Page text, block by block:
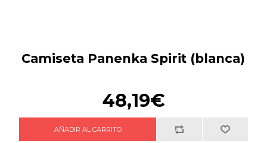
Camiseta Panenka Spirit (blanca)
48,19€